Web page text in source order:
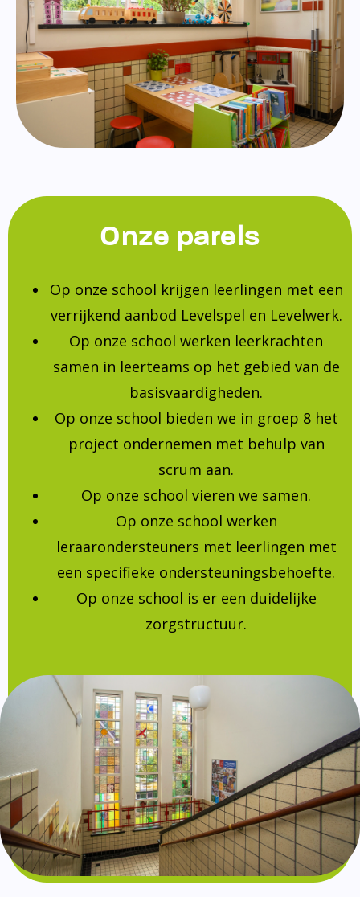
Onze parels
Op onze school krijgen leerlingen met een
verrijkend aanbod Levelspel en Levelwerk.
Op onze school werken leerkrachten
samen in leerteams op het gebied van de
basisvaardigheden.
Op onze school bieden we in groep 8 het
project ondernemen met behulp van
scrum aan.
Op onze school vieren we samen.
Op onze school werken
leraarondersteuners met leerlingen met
een specifieke ondersteuningsbehoefte.
Op onze school is er een duidelijke
zorgstructuur.